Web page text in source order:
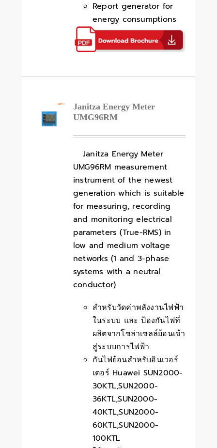
Report generator for
energy consumptions
Janitza Energy Meter
UMG96RM
Janitza Energy Meter
UMG96RM measurement
instrument of the newest
generation which is suitable
for measuring, recording
and monitoring electrical
parameters (True-RMS) in
low and medium voltage
networks (1 and 3-phase
systems with a neutral
conductor)
สำหรับวัดค่าพลังงานไฟฟ้า
ในระบบ และ ป้องกันไฟที่
ผลิตจากโซล่าเซลล์ย้อนเข้า
สู่ระบบการไฟฟ้า
กันไฟย้อนสำหรับอินเวอร์
เตอร์ Huawei SUN2000-
30KTL,SUN2000-
36KTL,SUN2000-
40KTL,SUN2000-
60KTL,SUN2000-
100KTL